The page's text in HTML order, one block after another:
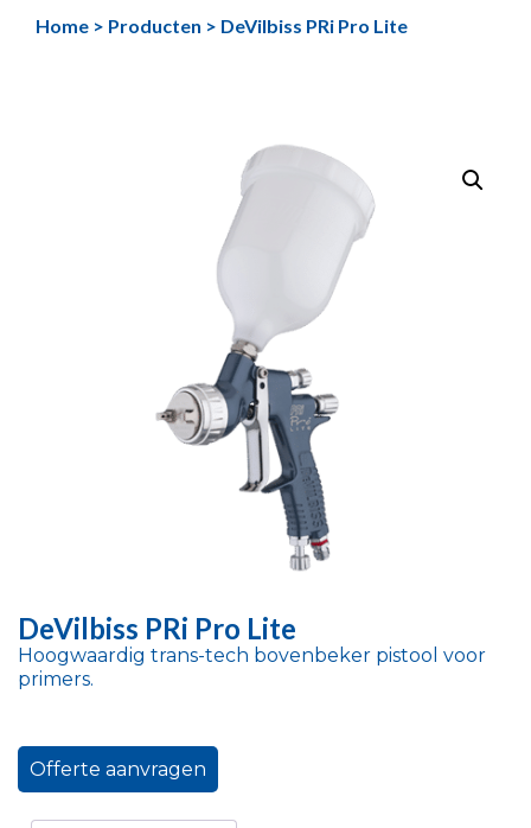
naarHome > Producten > DeVilbiss PRi Pro Lite
DeVilbiss PRi Pro Lite
Hoogwaardig trans-tech bovenbeker pistool voor
primers.
Offerte aanvragen